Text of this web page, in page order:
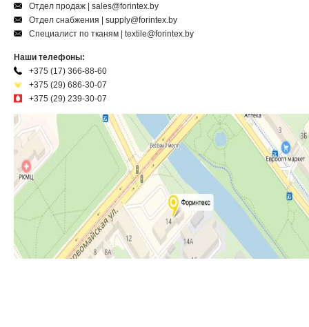
Отдел продаж | sales@forintex.by
Отдел снабжения | supply@forintex.by
Специалист по тканям | textile@forintex.by
Наши телефоны:
+375 (17) 366-88-60
+375 (29) 686-30-07
+375 (29) 239-30-07